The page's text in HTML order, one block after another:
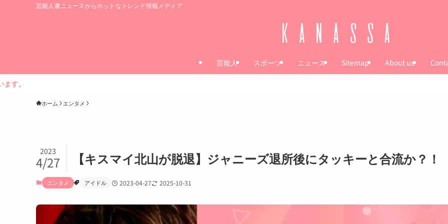
芸能人裏ニュースからホットなトレンド情報メディア
芸能人 スポーツ ニュース Sitemap About us
ホーム エンタメ
【キスマイ北山が脱退】ジャニーズ退所後にタッキーと合流か？！
2023
4/27
エンタメ アイドル 2023-04-27 2025-10-31